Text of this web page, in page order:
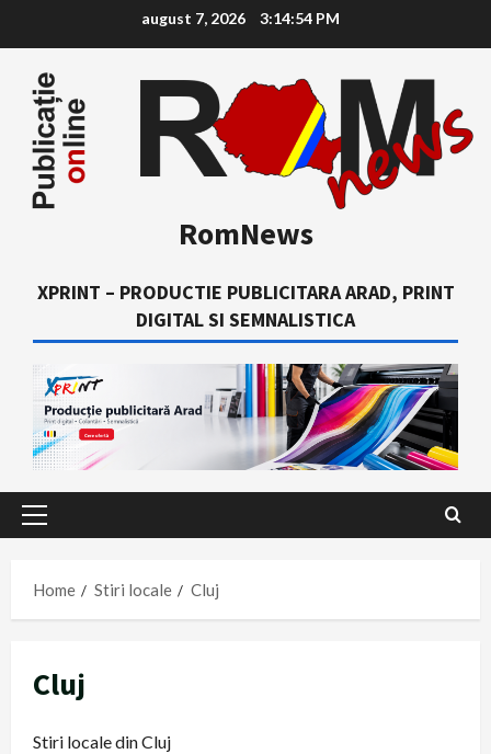
content
august 7, 2026 3:14:55 PM
RomNews
XPRINT – PRODUCTIE PUBLICITARA ARAD, PRINT
DIGITAL SI SEMNALISTICA
Primary
Home
Stiri locale Cluj
Cluj
Stiri locale din Cluj